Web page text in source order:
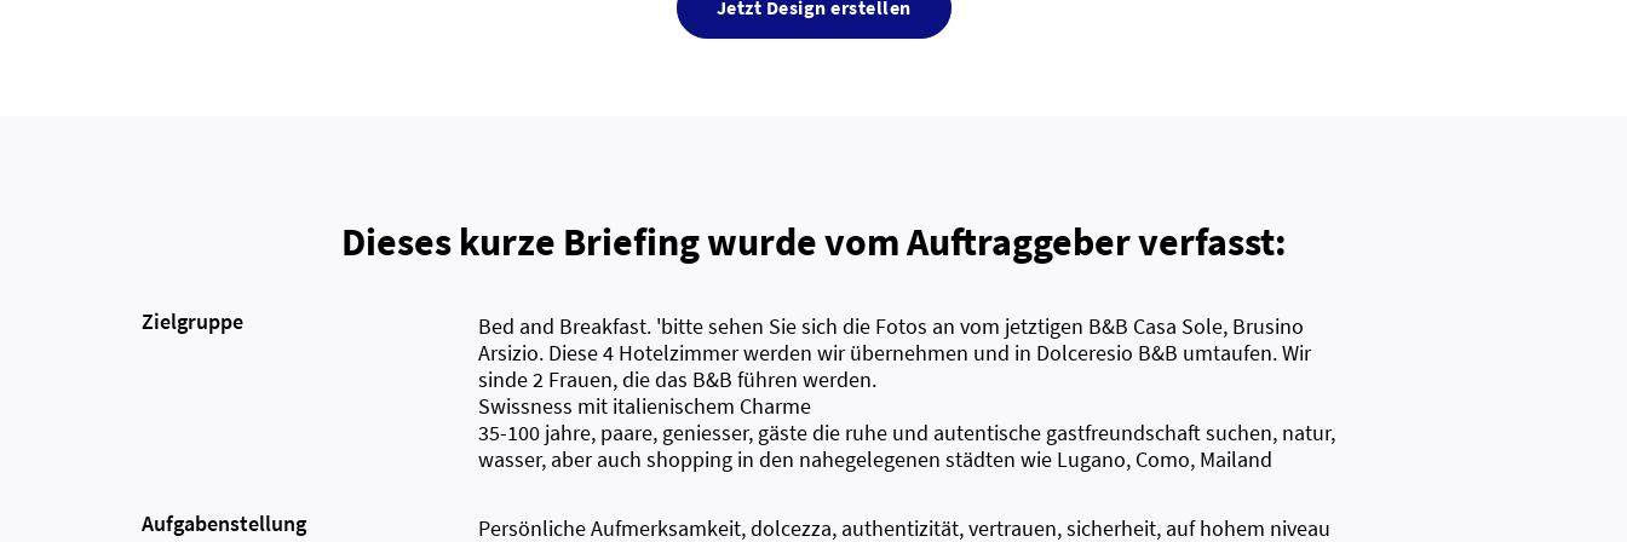
Jetzt Design erstellen
Dieses kurze Briefing wurde vom Auftraggeber verfasst:
Zielgruppe
Bed and Breakfast. 'bitte sehen Sie sich die Fotos an vom jetztigen B&B Casa Sole, Brusino
Arsizio. Diese 4 Hotelzimmer werden wir übernehmen und in Dolceresio B&B umtaufen. Wir
sinde 2 Frauen, die das B&B führen werden.
Swissness mit italienischem Charme
35-100 jahre, paare, geniesser, gäste die ruhe und autentische gastfreundschaft suchen, natur,
wasser, aber auch shopping in den nahegelegenen städten wie Lugano, Como, Mailand
Aufgabenstellung Persönliche Aufmerksamkeit, dolcezza, authentizität, vertrauen, sicherheit, auf hohem niveau